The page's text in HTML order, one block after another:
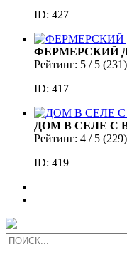
ID: 427
ФЕРМЕРСКИЙ
Рейтинг: 5 / 5 (231)
ID: 417
ДОМ В СЕЛЕ С
Рейтинг: 4 / 5 (229)
ID: 419